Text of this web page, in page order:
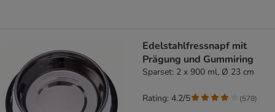
Edelstahlfressnapf mit
Prägung und Gummiring
Sparset: 2 x 900 ml, Ø 23 cm
Rating: 4.2/5 (578)